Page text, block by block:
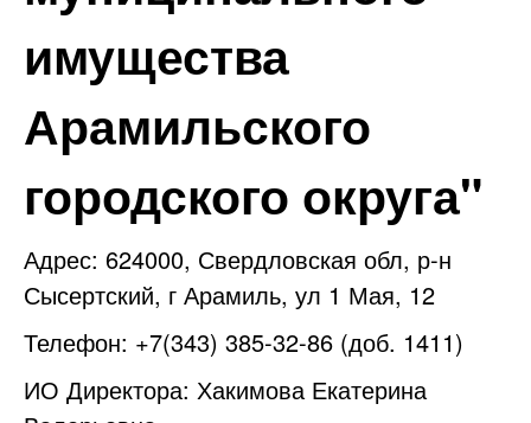
имущества
Арамильского
городского округа"
Адрес: 624000, Свердловская обл, р-н
Сысертский, г Арамиль, ул 1 Мая, 12
Телефон: +7(343) 385-32-86 (доб. 1411)
ИО Директора: Хакимова Екатерина